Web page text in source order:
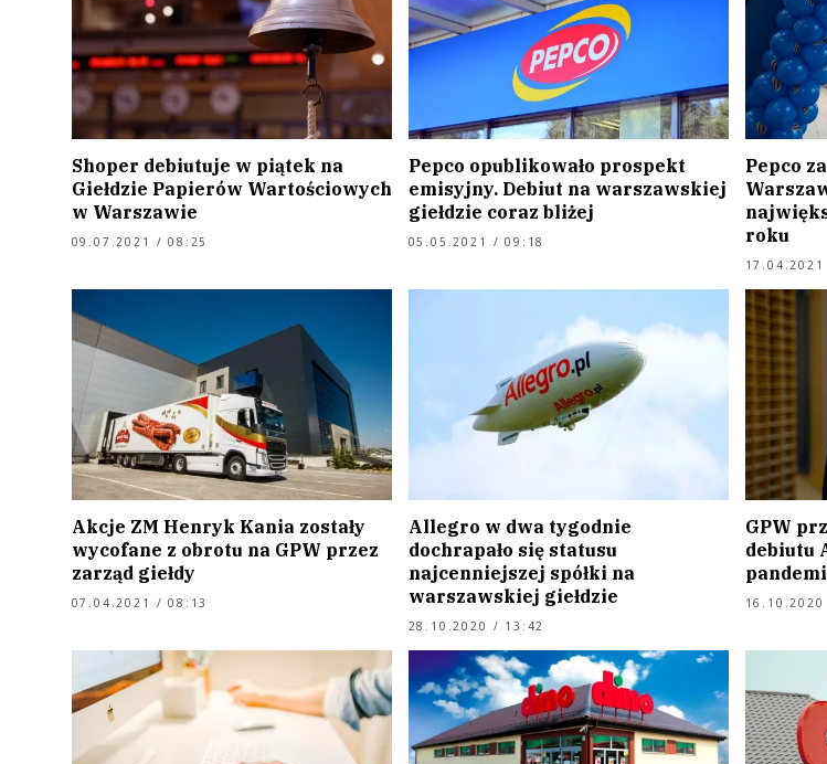
Shoper debiutuje w piątek na
Giełdzie Papierów Wartościowych
w Warszawie
09.07.2021 / 08:25
Pepco opublikowało prospekt
emisyjny. Debiut na warszawskiej
giełdzie coraz bliżej
05.05.2021 / 09:18
Pepco
roku
Akcje ZM Henryk Kania zostały
wycofane z obrotu na GPW przez
zarząd giełdy
07.04.2021 / 08:13
Allegro w dwa tygodnie
dochrapało się statusu
najcenniejszej spółki na
warszawskiej giełdzie
28.10.2020 / 13:42
GPW
debiutu